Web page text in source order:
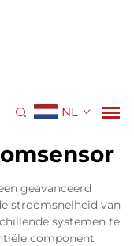
NL
geavanceerd
stroomsnelheid van
systemen te
component